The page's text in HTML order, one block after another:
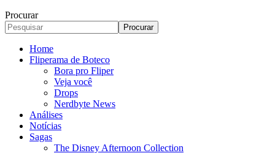
Procurar
Home
Fliperama de Boteco
Bora pro Fliper
Veja você
Drops
Nerdbyte News
Análises
Notícias
Sagas
The Disney Afternoon Collection